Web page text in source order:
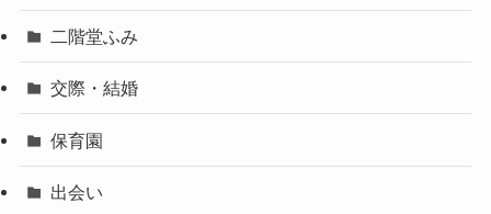
二階堂ふみ
交際・結婚
保育園
出会い